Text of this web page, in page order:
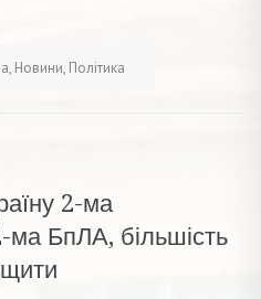
, Новини, Політика
2-ма
ма БпЛА, більшість